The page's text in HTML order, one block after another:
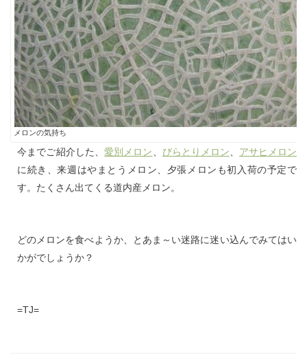
メロンの気持ち
今までご紹介した、愛別メロン びらとりメロン
アサヒメロン
に続き、来週はやまとうメロン、夕張メロンも初入荷の予定で
す。たくさん出てくる道内産メロン。
どのメロンを食べようか、とあま～い迷路に迷い込んでみてはい
かがでしょうか？
=TJ=